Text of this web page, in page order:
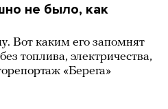
не было, как
Вот каким его запомнят
топлива, электричества,
«Берега»